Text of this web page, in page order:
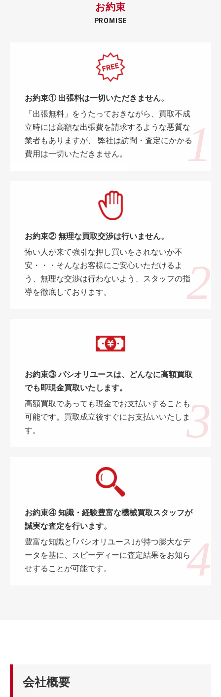
お約束
PROMISE
お約束① 出張料は一切いただきません。
「出張無料」をうたっておきながら、買取不成
立時には高額な出張費を請求するような悪質な
業者もありますが、 弊社は訪問・査定にかかる
費用は一切いただきません。
お約束② 無理な買取交渉は行いません。
怖い人が来て強引な押し買いをされないか不
安・・・そんなお客様にご安心いただけるよ
う、無理な交渉は行わないよう、スタッフの指
導を徹底しております。
お約束③ パシオリユースは、どんなに高額買取
でも即現金買取いたします。
高額買取であっても現金でお支払いすることも
可能です。買取成立後すぐにお支払いいたしま
す。
お約束④ 知識・経験豊富な機械買取スタッフが
誠実な査定を行います。
豊富な知識と｢パシオリユース｣が持つ膨大なデ
ータを基に、スピーディーに査定結果をお知ら
せすることが可能です。
会社概要